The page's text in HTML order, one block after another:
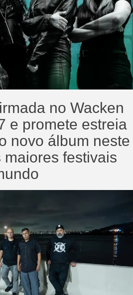
no Wacken
e promete estreia
novo álbum neste
festivais